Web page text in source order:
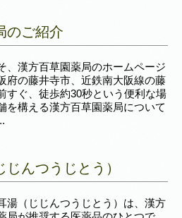
のご紹介
、漢方百草園薬局のホームページ
府の藤井寺市、近鉄南大阪線の藤
すぐ、徒歩約30秒という便利な場
を構える漢方百草園薬局について
んつうじとう）
湯（じじんつうじとう）は、漢方